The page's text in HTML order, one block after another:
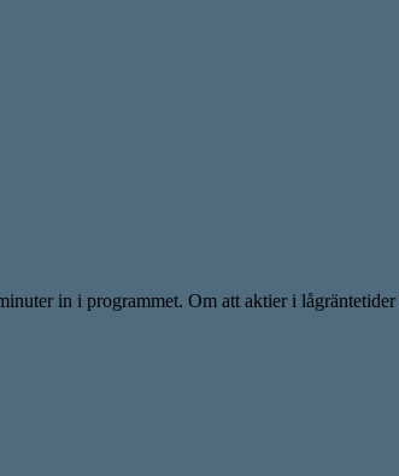
in i programmet. Om att aktier i lågräntetider